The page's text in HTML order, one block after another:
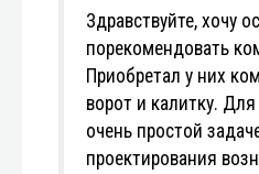
Здравствуйте, хочу
порекомендовать
Приобретал у них
ворот и калитку.
очень простой
проектирования